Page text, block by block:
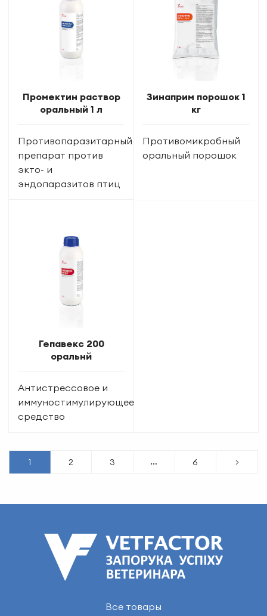
Промектин раствор
оральный 1 л
Противопаразитарный
препарат против
экто- и
эндопаразитов птиц
Зинаприм порошок 1
кг
Противомикробный
оральный порошок
Гепавекс 200
оральнй
Антистрессовое и
иммуностимулирующее
средство
1 2 3 … 6 >
Все товары